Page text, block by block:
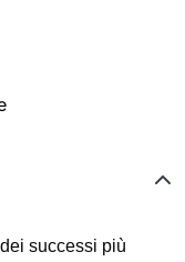
successi più